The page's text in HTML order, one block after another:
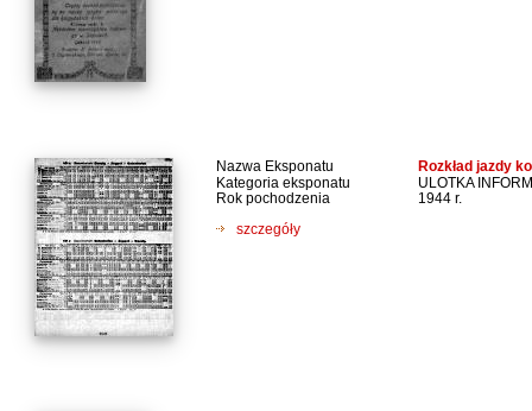
Nazwa Eksponatu Rozkład jazdy
Kategoria eksponatu
ULOTKA
Rok pochodzenia
1944 r.
szczegóły